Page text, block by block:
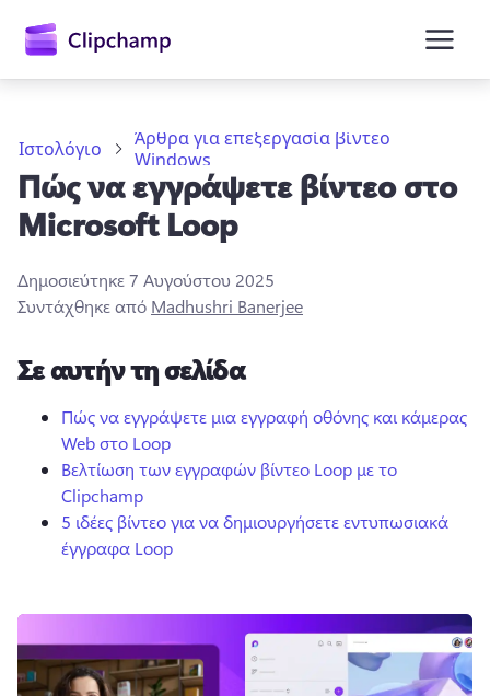
περιεχόμενο
Δωρεάν δοκιμή
Ιστολόγιο
Άρθρα για επεξεργασία βίντεο
Windows
Πώς να εγγράψετε βίντεο στο
Microsoft Loop
Δημοσιεύτηκε7 Αυγούστου 2025
Συντάχθηκε από Madhushri Banerjee
Σε αυτήν τη σελίδα
Πώς να εγγράψετε μια εγγραφή οθόνης και κάμερας
Web στο Loop
Βελτίωση των εγγραφών βίντεο Loop με το
Clipchamp
5 ιδέες βίντεο για να δημιουργήσετε εντυπωσιακά
έγγραφα Loop